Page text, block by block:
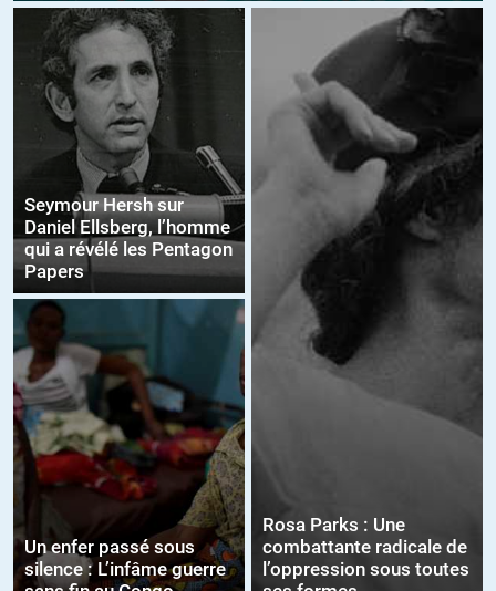
Seymour Hersh sur
Daniel Ellsberg, l’homme
qui a révélé les Pentagon
Papers
Un enfer passé sous
silence : L’infâme guerre
Rosa Parks : Une
combattante radicale de
l’oppression sous toutes